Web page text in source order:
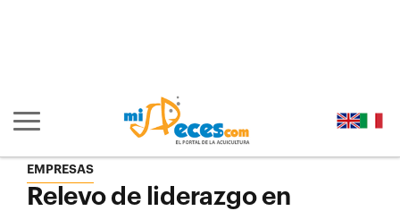
Mostrar/ocultar navegación principal
EMPRESAS
Relevo de liderazgo en